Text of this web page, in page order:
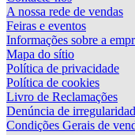
A nossa rede de vendas
Feiras e eventos
Informações sobre a
Mapa do sítio
Política de privacidade
Política de cookies
Livro de Reclamações
Denúncia de
Condições Gerais de